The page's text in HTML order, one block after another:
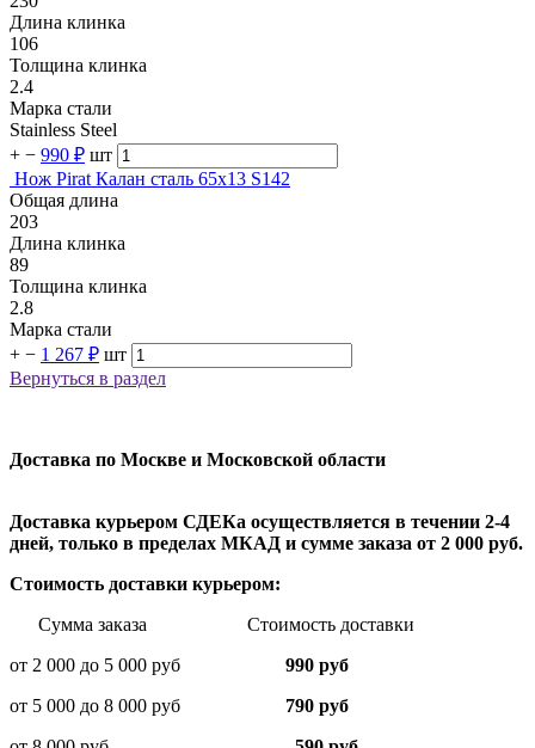
Длина клинка
106
Толщина клинка
2.4
Марка стали
Stainless Steel
+ − 990 ₽ шт
Нож Pirat Калан сталь 65х13 S142
Общая длина
203
Длина клинка
89
Толщина клинка
2.8
Марка стали
+ − 1 267 ₽ шт
Вернуться в раздел
Доставка по Москве и Московской области
Доставка курьером СДЕКа осуществляется в течении 2-4
дней, только в пределах МКАД и сумме заказа от 2 000 руб.
Стоимость доставки курьером:
Сумма заказа Стоимость доставки
от 2 000 до 5 000 руб
990 руб
от 5 000 до 8 000 руб 790 руб